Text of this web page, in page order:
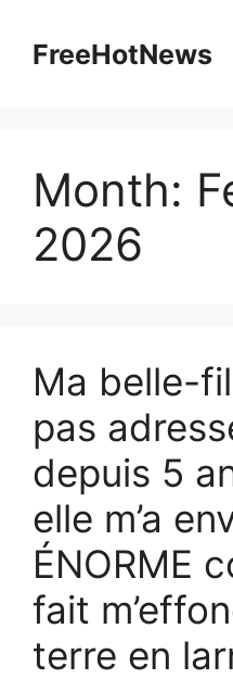
contentFreeHotNews
Month:
2026
Ma belle-
pas
depuis 5
elle m’a
ÉNORME
fait
terre en